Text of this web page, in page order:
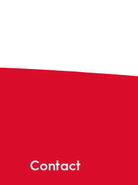
Contact